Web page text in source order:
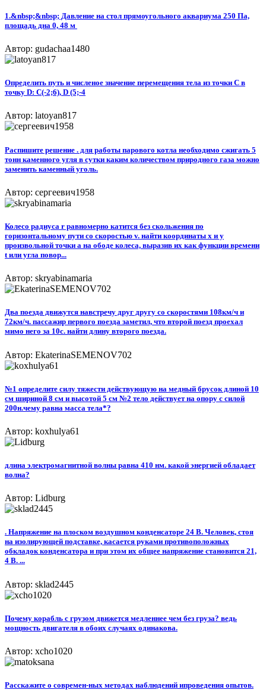
1.&nbsp;&nbsp; Давление на стол прямоугольного аквариума 250 Па,
площадь дна 0, 48 м ​
Автор: gudachaa1480
Определить путь и численое значение перемещения тела из точки C в
точку D: C(-2;6), D (5;-4​
Автор: latoyan817
Распишите решение . для работы парового котла необходимо сжигать 5
тонн каменного угля в сутки каким количеством природного газа можно
заменить каменный уголь.
Автор: сергеевич1958
Колесо радиуса r равномерно катится без скольжения по
горизонтальному пути со скоростью v. найти координаты x и y
произвольной точки a на ободе колеса, выразив их как функции времени
t или угла повор...
Автор: skryabinamaria
Два поезда движутся навстречу друг другу со скоростями 108км/ч и
72км/ч. пассажир первого поезда заметил, что второй поезд проехал
мимо него за 10с. найти длину второго поезда.
Автор: EkaterinaSEMENOV702
№1 определите силу тяжести действующую на медный брусок длиной 10
см шириной 8 см и высотой 5 см №2 тело действует на опору с силой
200н.чему равна масса тела*?
Автор: koxhulya61
длина электромагнитной волны равна 410 нм. какой энергией обладает
волна?
Автор: Lidburg
. Напряжение на плоском воздушном конденсаторе 24 В. Человек, стоя
на изолирующей подставке, касается руками противоположных
обкладок конденсатора и при этом их общее напряжение становится 21,
4 В. ...
Автор: sklad2445
Почему корабль с грузом движется медленнее чем без груза? ведь
мощность двигателя в обоих случаях одинакова.
Автор: xcho1020
Расскажите о современ-ных методах наблюдений ипроведения опытов.​